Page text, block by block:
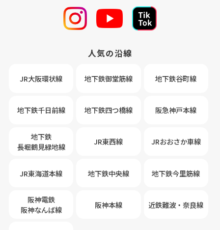
人気の沿線
JR大阪環状線 地下鉄御堂筋線 地下鉄谷町線
地下鉄千日前線 地下鉄四つ橋線 阪急神戸本線
地下鉄
長堀鶴見緑地線
JR東西線 JRおおさか車線
JR東海道本線 地下鉄中央線 地下鉄今里筋線
阪神電鉄
阪神なんば線
阪神本線 近鉄難波・奈良線